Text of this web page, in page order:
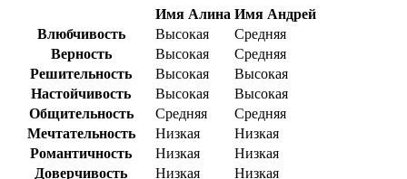
Имя Алина Имя Андрей
Влюбчивость
Высокая
Средняя
Верность
Высокая
Средняя
Решительность
Высокая
Высокая
Настойчивость
Высокая
Высокая
Общительность
Средняя
Средняя
Мечтательность
Низкая
Низкая
Романтичность
Низкая
Низкая
Доверчивость
Низкая Низкая